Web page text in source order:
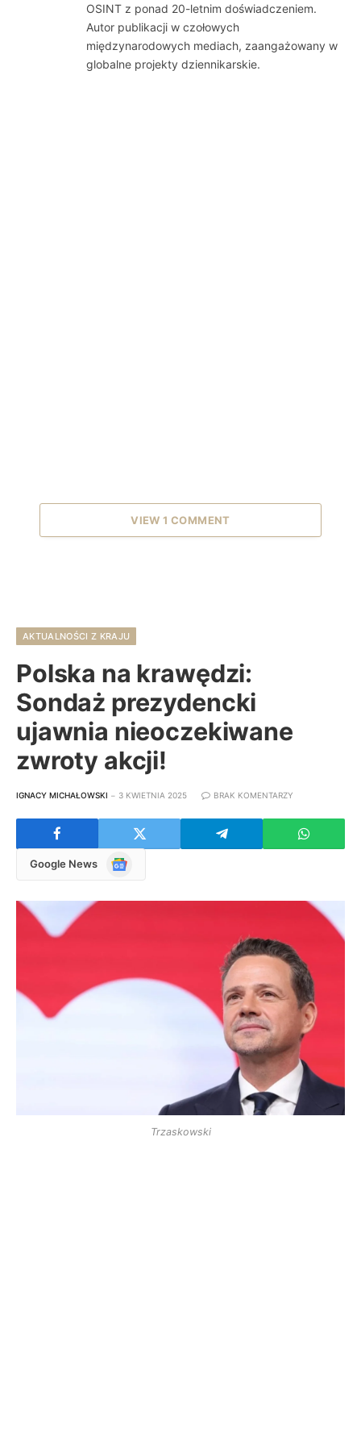
OSINT z ponad 20-letnim doświadczeniem.
Autor publikacji w czołowych
międzynarodowych mediach, zaangażowany w
globalne projekty dziennikarskie.
VIEW 1 COMMENT
AKTUALNOŚCI Z KRAJU
Polska na krawędzi:
Sondaż prezydencki
ujawnia nieoczekiwane
zwroty akcji!
IGNACY MICHAŁOWSKI 3 KWIETNIA 2025 BRAK KOMENTARZY
Google News
Google
Trzaskowski